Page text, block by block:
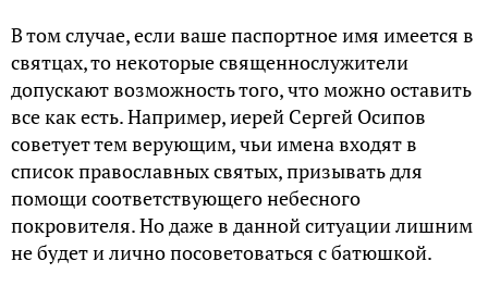
В том случае, если ваше паспортное имя имеется в
святцах, то некоторые священнослужители
допускают возможность того, что можно оставить
все как есть. Например, иерей Сергей Осипов
советует тем верующим, чьи имена входят в
список православных святых, призывать для
помощи соответствующего небесного
покровителя. Но даже в данной ситуации лишним
не будет и лично посоветоваться с батюшкой.